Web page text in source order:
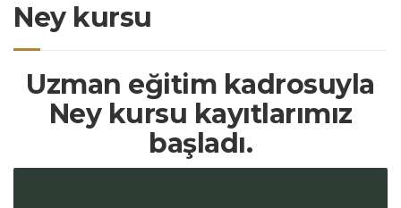
Ney kursu
Uzman eğitim kadrosuyla
Ney kursu kayıtlarımız
başladı.